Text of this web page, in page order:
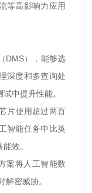
等高影响力应用
DMS），能够选
深度和多查询处
中提升性能。
片使用超过两百
智能任务中比英
效。
案将人工智能数
密威胁。